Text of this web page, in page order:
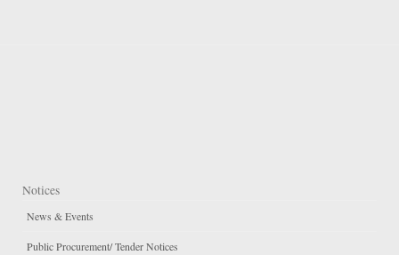
Notices
News & Events
Public Procurement/ Tender Notices